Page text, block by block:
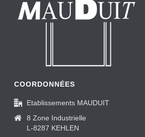
COORDONNÉES
Etablissements MAUDUIT
8 Zone Industrielle
L-8287 KEHLEN